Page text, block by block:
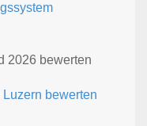
2026 bewerten
bewerten